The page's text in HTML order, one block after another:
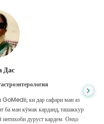
Дас
GoMedii, ки дар сафари ман аз
ба ман кӯмак карданд, ташаккур
дуруст кардем. Онҳо